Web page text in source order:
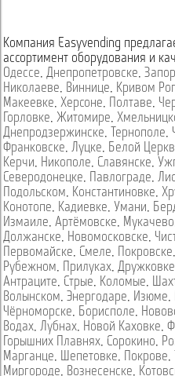
Компания Easyvending
ассортимент оборудования и
Одессе, Днепропетровске,
Николаеве, Виннице, Кривом
Макеевке, Херсоне, Полтаве,
Горловке, Житомире,
Днепродзержинске, Тернополе,
Франковске, Луцке, Белой
Керчи, Никополе, Славянске,
Северодонецке, Павлограде,
Подольском, Константиновке,
Конотопе, Кадиевке, Умани,
Измаиле, Артёмовске, Мукачево
Должанске, Новомосковске,
Первомайске, Смеле, Покровске,
Рубежном, Прилуках, Дружковке
Антраците, Стрые, Коломые,
Волынском, Энергодаре, Изюме,
Чёрноморске, Борисполе,
Водах, Лубнах, Новой Каховке,
Горышних Плавнях, Сорокино,
Марганце, Шепетовке, Покрове,
Миргороде, Вознесенске,